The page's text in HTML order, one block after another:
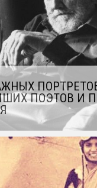
ПОЭТОВ И